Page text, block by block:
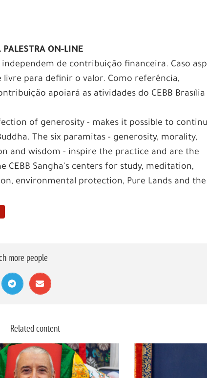
PALESTRA ON-LINE
de contribuição financeira. Caso
livre para definir o valor. Como referência,
apoiará as atividades do CEBB Brasília
of generosity - makes it possible to
The six paramitas - generosity, morality,
and wisdom - inspire the practice and are the
CEBB Sangha's centers for study, meditation,
environmental protection, Pure Lands and the
more people
Related content